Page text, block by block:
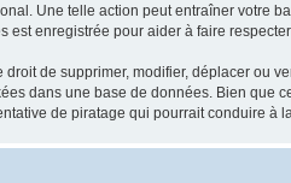
Une telle action peut entraîner votre
est enregistrée pour aider à faire
de supprimer, modifier, déplacer ou
dans une base de données. Bien
de piratage qui pourrait conduire à